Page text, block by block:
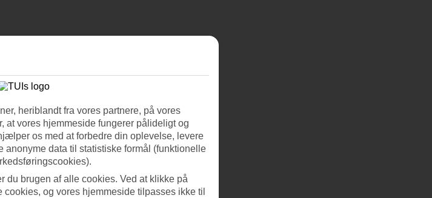
heriblandt fra vores partnere, på vores
at vores hjemmeside fungerer pålideligt og
os med at forbedre din oplevelse, levere
anonyme data til statistiske formål (funktionelle
du brugen af alle cookies. Ved at klikke på
og vores hjemmeside tilpasses ikke til